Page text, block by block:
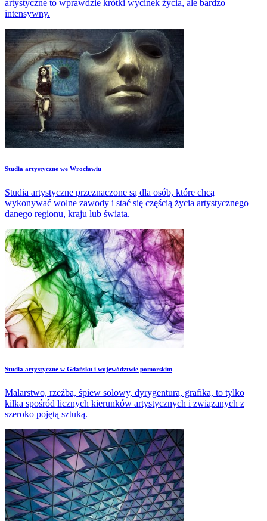
artystyczne to wprawdzie krótki wycinek życia, ale bardzo
intensywny.
Studia artystyczne we Wrocławiu
Studia artystyczne przeznaczone są dla osób, które chcą
wykonywać wolne zawody i stać się częścią życia artystycznego
danego regionu, kraju lub świata.
​Studia artystyczne w Gdańsku i województwie pomorskim
Malarstwo, rzeźba, śpiew solowy, dyrygentura, grafika, to tylko
kilka spośród licznych kierunków artystycznych i związanych z
szeroko pojętą sztuką.